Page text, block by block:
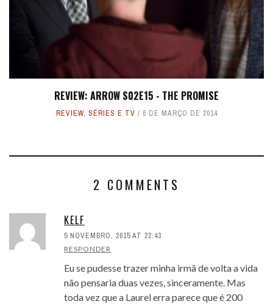
REVIEW: ARROW S02E15 - THE PROMISE
REVIEW, SÉRIES E TV 6 DE MARÇO DE 2014
2 COMMENTS
KELF
5 NOVEMBRO, 2015 AT 22:43
RESPONDER
Eu se pudesse trazer minha irmã de volta a vida
não pensaria duas vezes, sinceramente. Mas
toda vez que a Laurel erra parece que é 200